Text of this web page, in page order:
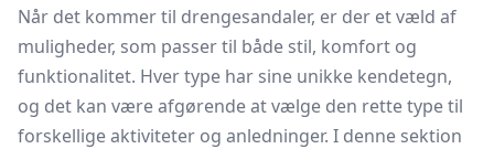
Når det kommer til drengesandaler, er der et væld af
muligheder, som passer til både stil, komfort og
funktionalitet. Hver type har sine unikke kendetegn,
og det kan være afgørende at vælge den rette type til
forskellige aktiviteter og anledninger. I denne sektion